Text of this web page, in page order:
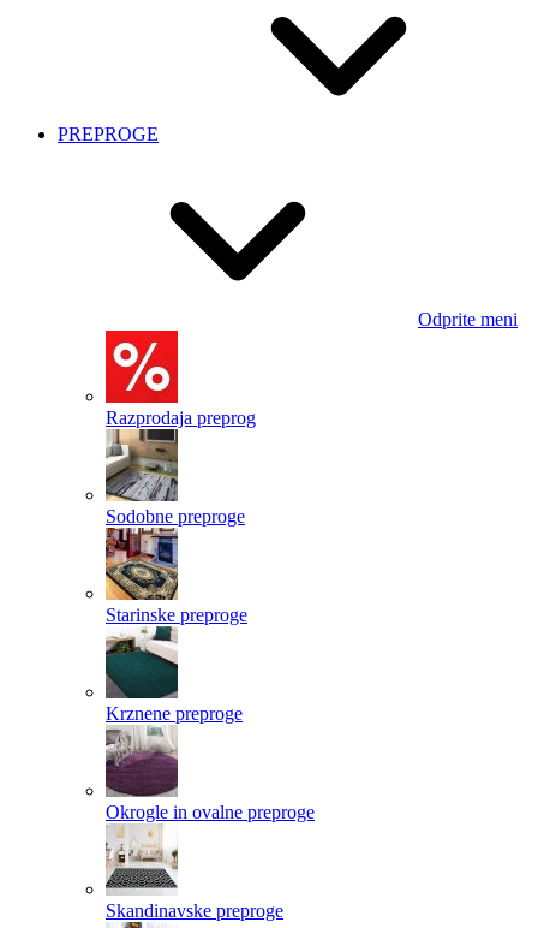
PREPROGE
Odprite meni
Razprodaja preprog
Sodobne preproge
Starinske preproge
Krznene preproge
Okrogle in ovalne preproge
Skandinavske preproge